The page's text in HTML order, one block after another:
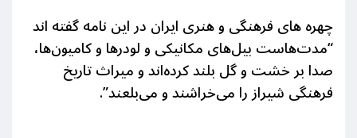
چهره های فرهنگی و هنری ایران در این نامه گفته اند
“مدت‌هاست بیل‌های مکانیکی و لودرها و کامیون‌ها،
صدا بر خشت و گل بلند کرده‌اند و میراث تاریخ
فرهنگی شیراز را می‌خراشند و می‌بلعند”.